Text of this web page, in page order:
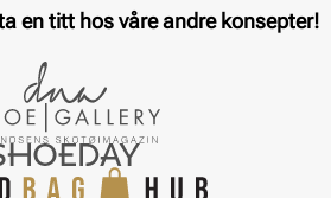
en titt hos våre andre konsepter!